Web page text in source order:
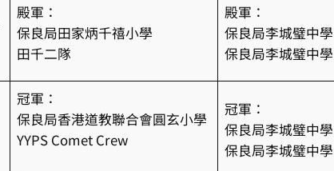
殿軍：
保良局田家炳千禧小學
田千二隊
殿軍：
保良局李城璧中學
保良局李城璧中學
冠軍：
保良局香港道教聯合會圓玄小學
YYPS Comet Crew
冠軍：
保良局李城璧中學
保良局李城璧中學